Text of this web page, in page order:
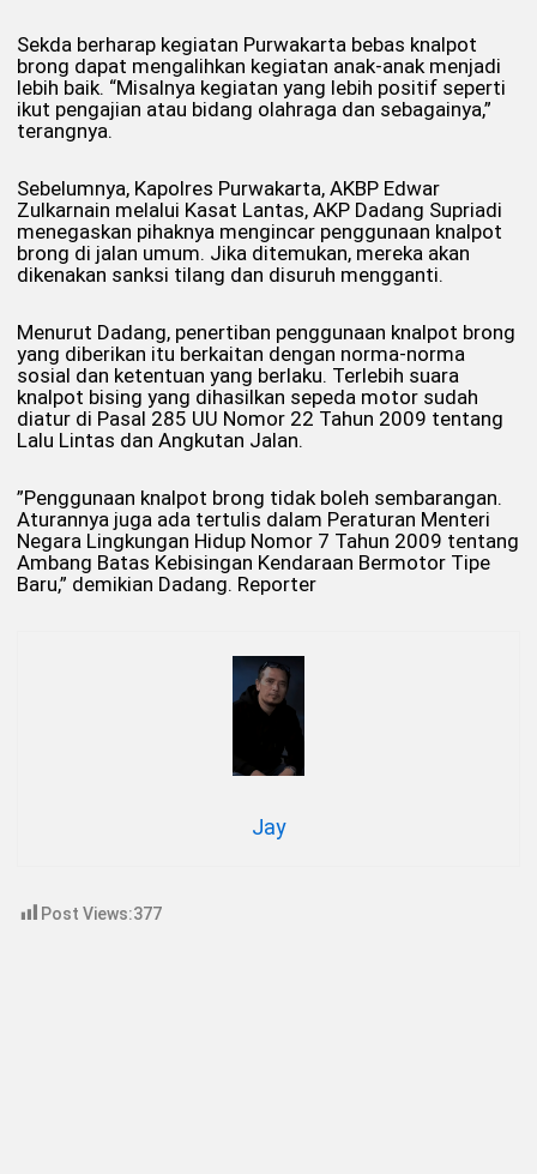
Sekda berharap kegiatan Purwakarta bebas knalpot
brong dapat mengalihkan kegiatan anak-anak menjadi
lebih baik. “Misalnya kegiatan yang lebih positif seperti
ikut pengajian atau bidang olahraga dan sebagainya,”
terangnya.
Sebelumnya, Kapolres Purwakarta, AKBP Edwar
Zulkarnain melalui Kasat Lantas, AKP Dadang Supriadi
menegaskan pihaknya mengincar penggunaan knalpot
brong di jalan umum. Jika ditemukan, mereka akan
dikenakan sanksi tilang dan disuruh mengganti.
Menurut Dadang, penertiban penggunaan knalpot brong
yang diberikan itu berkaitan dengan norma-norma
sosial dan ketentuan yang berlaku. Terlebih suara
knalpot bising yang dihasilkan sepeda motor sudah
diatur di Pasal 285 UU Nomor 22 Tahun 2009 tentang
Lalu Lintas dan Angkutan Jalan.
”Penggunaan knalpot brong tidak boleh sembarangan.
Aturannya juga ada tertulis dalam Peraturan Menteri
Negara Lingkungan Hidup Nomor 7 Tahun 2009 tentang
Ambang Batas Kebisingan Kendaraan Bermotor Tipe
Baru,” demikian Dadang. Reporter
Jay
Post Views:377